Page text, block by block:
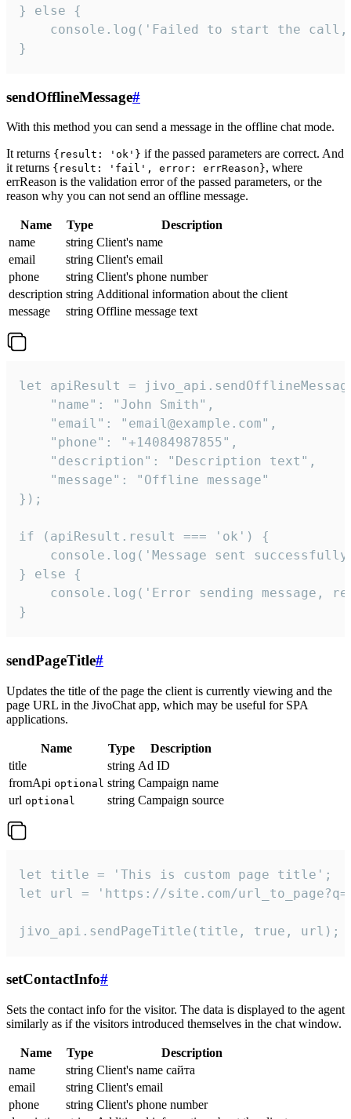
} else {
console.log('Failed to start the
}
sendOfflineMessage#
With this method you can send a message in the offline chat mode.
It returns {result: 'ok'} if the passed parameters are correct. And
it returns {result: 'fail', error: errReason}, where
errReason is the validation error of the passed parameters, or the
reason why you can not send an offline message.
Name Type
Description
name
string Client's name
email
string Client's email
phone
string Client's phone number
description string Additional information about the client
message
string Offline message text
let apiResult =
    "name": "John Smith",
    "email": "email@example.com",
    "phone": "+14084987855",
    "description": "Description text",
    "message": "Offline message"
});
if (apiResult.result === 'ok') {
console.log('Message sent
} else {
console.log('Error sending message,
}
sendPageTitle#
Updates the title of the page the client is currently viewing and the
page URL in the JivoChat app, which may be useful for SPA
applications.
Name Type
Description
title
string Ad ID
fromApi optional string Campaign name
url optional string Campaign source
let title = 'This is custom page title';
let url = 'https://site.com/
jivo_api.sendPageTitle(title, true, url);
setContactInfo#
Sets the contact info for the visitor. The data is displayed to the agent
similarly as if the visitors introduced themselves in the chat window.
Name Type
Description
name
string Client's name сайта
email
string Client's email
phone
string Client's phone number